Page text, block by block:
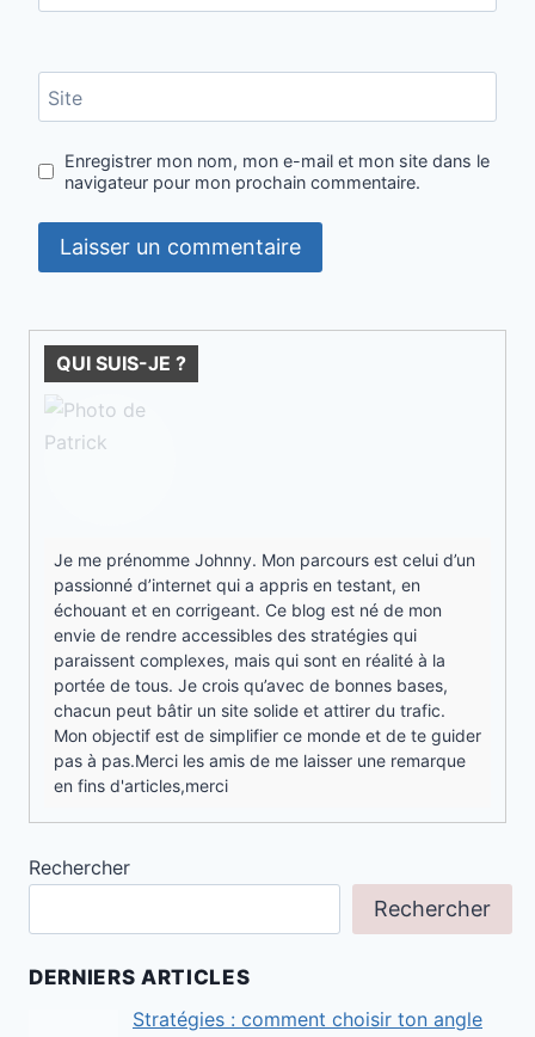
Site
Enregistrer mon nom, mon e-mail et mon site dans le
navigateur pour mon prochain commentaire.
QUI SUIS-JE ?
Je me prénomme Johnny. Mon parcours est celui d’un
passionné d’internet qui a appris en testant, en
échouant et en corrigeant. Ce blog est né de mon
envie de rendre accessibles des stratégies qui
paraissent complexes, mais qui sont en réalité à la
portée de tous. Je crois qu’avec de bonnes bases,
chacun peut bâtir un site solide et attirer du trafic.
Mon objectif est de simplifier ce monde et de te guider
pas à pas.Merci les amis de me laisser une remarque
en fins d'articles,merci
Rechercher
Rechercher
DERNIERS ARTICLES
Stratégies : comment choisir ton angle